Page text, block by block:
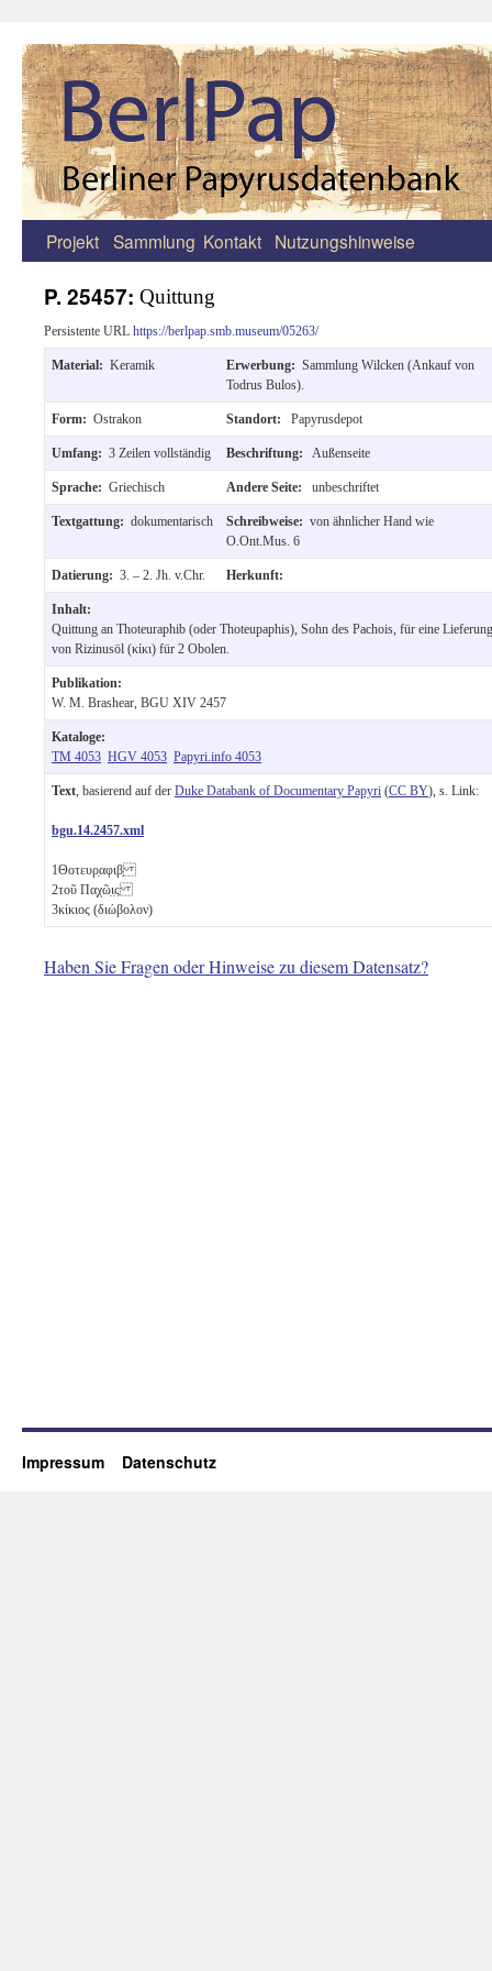
Zum
springen
Projekt Sammlung Kontakt Nutzungshinweise
P. 25457: Quittung
Persistente URL https://berlpap.smb.museum/05263/
Material: Keramik Erwerbung: Sammlung Wilcken (Ankauf von
Todrus Bulos).
Form: Ostrakon Standort: Papyrusdepot
Umfang: 3 Zeilen vollständig Beschriftung: Außenseite
Sprache: Griechisch Andere Seite: unbeschriftet
Textgattung: dokumentarisch Schreibweise: von ähnlicher Hand wie
O.Ont.Mus. 6
Datierung: 3. – 2. Jh. v.Chr. Herkunft:
Inhalt:
Quittung an Thoteuraphib (oder Thoteupaphis), Sohn des Pachois, für eine Lieferung
von Rizinusöl (κίκι) für 2 Obolen.
Publikation:
W. M. Brashear, BGU XIV 2457
Kataloge:
TM 4053 HGV 4053 Papyri.info 4053
Text , basierend auf der Duke Databank of Documentary Papyri (CC BY), s. Link:
bgu.14.2457.xml
1Θοτευρ̣αφιβ̣
2τοῦ Πα̣χῶ̣ι̣ς
3κίκιος (διώβολον)
Haben Sie Fragen oder Hinweise zu diesem Datensatz?
Impressum Datenschutz